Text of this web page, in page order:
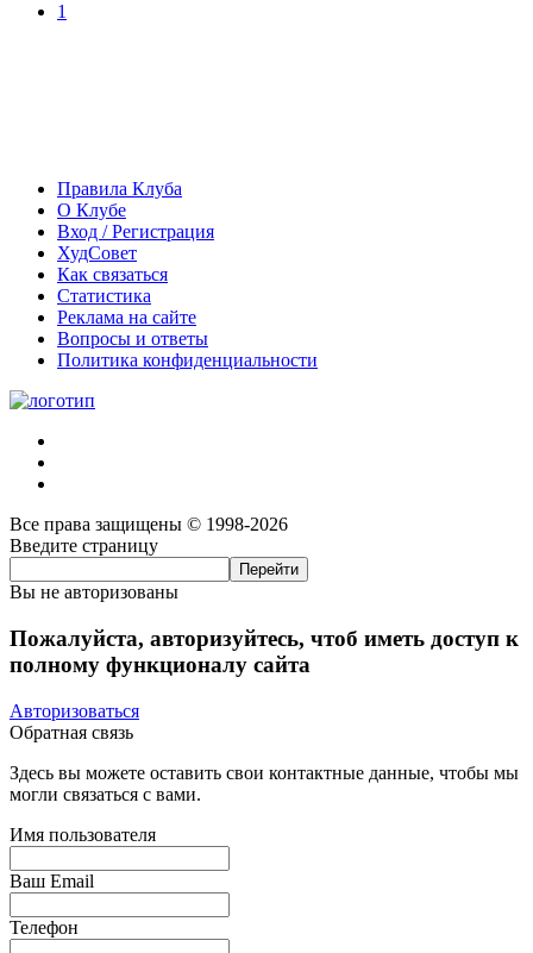
1
Правила Клуба
О Клубе
Вход / Регистрация
ХудСовет
Как связаться
Статистика
Реклама на сайте
Вопросы и ответы
Политика конфиденциальности
Все права защищены © 1998-2026
Введите страницу
Вы не авторизованы
Пожалуйста, авторизуйтесь, чтоб иметь доступ к
полному функционалу сайта
Авторизоваться
Обратная связь
Здесь вы можете оставить свои контактные данные, чтобы мы
могли связаться с вами.
Имя пользователя
Ваш Email
Телефон